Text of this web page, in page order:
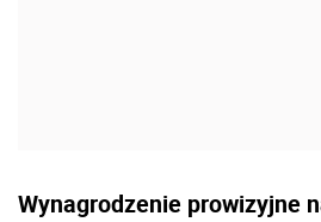
Wynagrodzenie prowizyjne